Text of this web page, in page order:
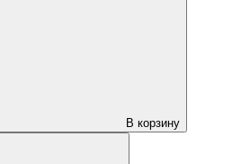
В корзину